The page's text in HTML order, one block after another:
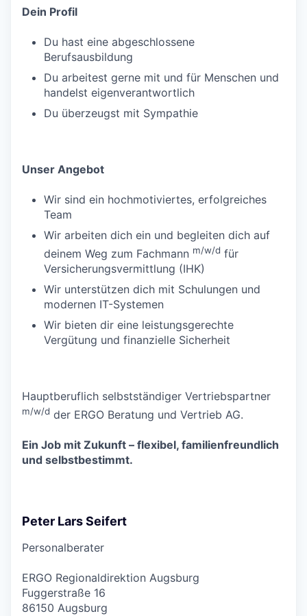
Dein Profil
Du hast eine abgeschlossene
Berufsausbildung
Du arbeitest gerne mit und für Menschen und
handelst eigenverantwortlich
Du überzeugst mit Sympathie
Unser Angebot
Wir sind ein hochmotiviertes, erfolgreiches
Team
Wir arbeiten dich ein und begleiten dich auf
deinem Weg zum Fachmann m/w/d für
Versicherungsvermittlung (IHK)
Wir unterstützen dich mit Schulungen und
modernen IT-Systemen
Wir bieten dir eine leistungsgerechte
Vergütung und finanzielle Sicherheit
Hauptberuflich selbstständiger Vertriebspartner
m/w/d der ERGO Beratung und Vertrieb AG.
Ein Job mit Zukunft – flexibel, familienfreundlich
und selbstbestimmt.
Peter Lars Seifert
Personalberater
ERGO Regionaldirektion Augsburg
Fuggerstraße 16
86150 Augsburg